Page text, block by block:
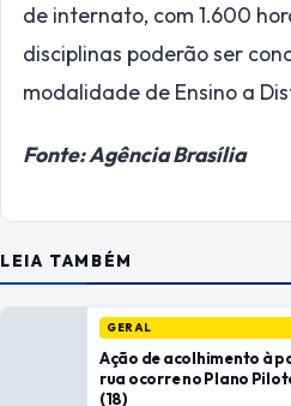
de internato, com 1.600
disciplinas poderão ser
modalidade de Ensino a
Fonte: Agência Brasília
LEIA TAMBÉM
GERAL
Ação de acolhimento à
rua ocorre no Plano
(18)